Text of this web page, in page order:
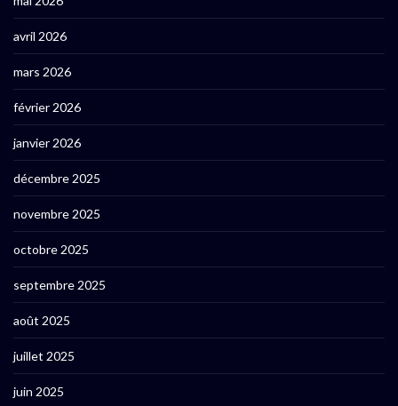
avril 2026
mars 2026
février 2026
janvier 2026
décembre 2025
novembre 2025
octobre 2025
septembre 2025
août 2025
juillet 2025
juin 2025